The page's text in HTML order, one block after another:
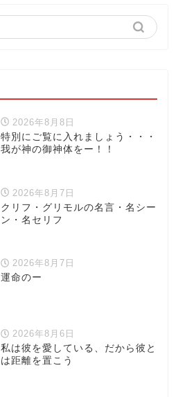
2026年8月8日
特別にご覧に入れましょう・・・
我が神の御神体をー！！
2026年8月7日
クリフ・グリモルの名言・名シー
ン・名セリフ
2026年8月7日
運命のー
2026年8月6日
私は彼を愛している、だから彼と
は距離を置こう